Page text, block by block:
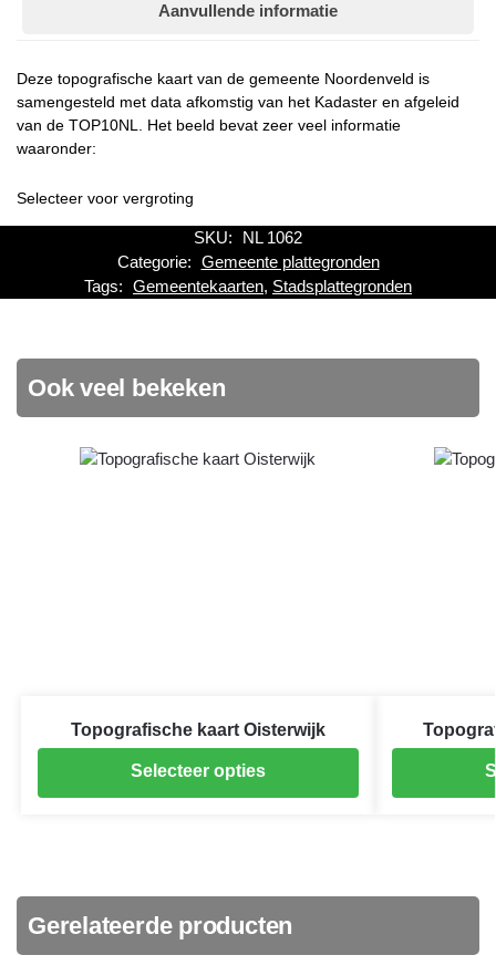
Aanvullende informatie
Deze topografische kaart van de gemeente Noordenveld is
samengesteld met data afkomstig van het Kadaster en afgeleid
van de TOP10NL. Het beeld bevat zeer veel informatie
waaronder:
Selecteer voor vergroting
SKU:
NL 1062
Categorie: Gemeente plattegronden
Tags: Gemeentekaarten, Stadsplattegronden
Ook veel bekeken
Topografische kaart Oisterwijk
Selecteer opties
Gerelateerde producten